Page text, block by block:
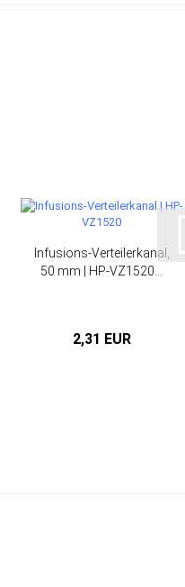
Infusions-Verteilerkanal,
50 mm | HP-VZ1520...
2,31 EUR